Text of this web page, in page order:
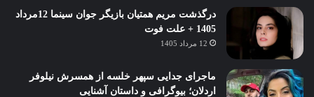
درگذشت مریم همتیان بازیگر جوان سینما 12مرداد
1405 + علت فوت
12 مرداد 1405
ماجرای جدایی سپهر خلسه از همسرش نیلوفر
اردلان؛ بیوگرافی و داستان آشنایی